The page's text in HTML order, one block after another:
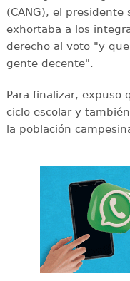
(CANG), el
exhortaba a los
derecho al voto "y
gente decente".
Para finalizar, expuso
ciclo escolar y
la población